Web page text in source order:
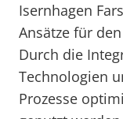
Isernhagen
Ansätze für
Durch die
Technologien
Prozesse